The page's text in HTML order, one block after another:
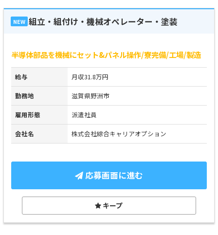
NEW 組立・組付け・機械オペレーター・塗装
半導体部品を機械にセット&パネル操作/寮完備/工場/製造
給与 月収31.8万円
勤務地 滋賀県野洲市
雇用形態 派遣社員
会社名 株式会社綜合キャリアオプション
応募画面に進む
キープ